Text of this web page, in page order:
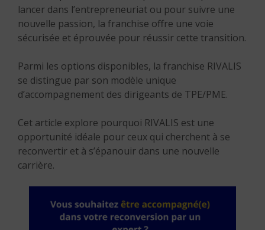
lancer dans l’entrepreneuriat ou pour suivre une
nouvelle passion, la franchise offre une voie
sécurisée et éprouvée pour réussir cette transition.
Parmi les options disponibles, la franchise RIVALIS
se distingue par son modèle unique
d’accompagnement des dirigeants de TPE/PME.
Cet article explore pourquoi RIVALIS est une
opportunité idéale pour ceux qui cherchent à se
reconvertir et à s’épanouir dans une nouvelle
carrière.